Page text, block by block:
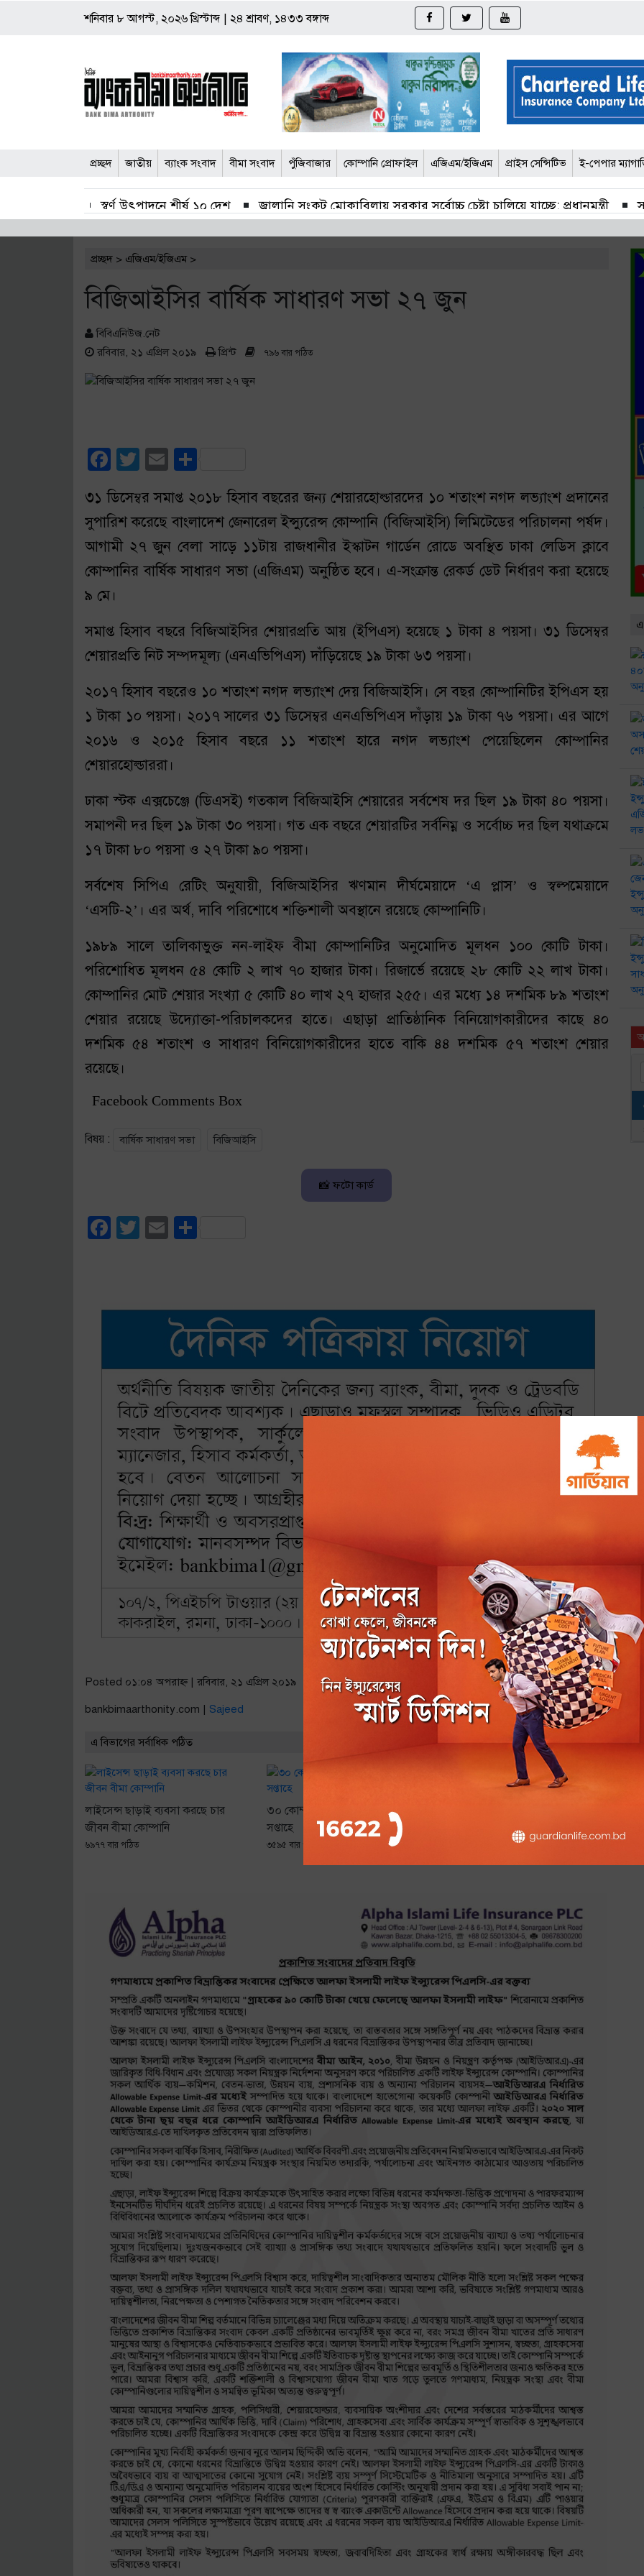
শনিবার ৮ আগস্ট, ২০২৬ খ্রিস্টাব্দ ২৪ শ্রাবণ, ১৪৩৩ বঙ্গাব্দ
প্রচ্ছদ জাতীয় ব্যাংক সংবাদ বীমা সংবাদ পুঁজিবাজার কোম্পানি প্রোফাইল এজিএম/ইজিএম প্রাইস সেন্সিটিভ ই-পেপার
স্বর্ণ উৎপাদনে শীর্ষ ১০ দেশ জ্বালানি সংকট মোকাবিলায় সরকার সর্বোচ্চ চেষ্টা চালিয়ে যাচ্ছে: প্রধানমন্ত্রী
সাপ্তাহিক লেনদেনের শীর্ষে সুহৃদ ইন্ডাষ্ট্রিজ
সাপ্তাহিক রিটার্নে দর বেড়েছে ৮ খাতে
সাপ্তাহিক রিটার্নে দর
২ হাজার কোটি টাকার বেড়েছে বাজার মূলধন
চলতি
পঞ্চগড়ের ১৯ চা কারখানার অনুমোদনের মেয়াদ বাড়াল বাংলাদেশ চা বোর্ড
প্রচ্ছদ > এজিএম/ইজিএম>
বিজিআইসির বার্ষিক সাধারণ সভা ২৭ জুন
বিবিএনিউজ.নেট
রবিবার, ২১ এপ্রিল ২০১৯
প্রিন্ট ৭৯৬ বার পঠিত
Facebook
Twitter
Email
৩১ ডিসেম্বর সমাপ্ত ২০১৮ হিসাব বছরের জন্য শেয়ারহোল্ডারদের ১০ শতাংশ নগদ লভ্যাংশ প্রদানের
সুপারিশ করেছে বাংলাদেশ জেনারেল ইন্স্যুরেন্স কোম্পানি (বিজিআইসি) লিমিটেডের পরিচালনা পর্ষদ।
আগামী ২৭ জুন বেলা সাড়ে ১১টায় রাজধানীর ইস্কাটন গার্ডেন রোডে অবস্থিত ঢাকা লেডিস ক্লাবে
কোম্পানির বার্ষিক সাধারণ সভা (এজিএম) অনুষ্ঠিত হবে। এ-সংক্রান্ত রেকর্ড ডেট নির্ধারণ করা হয়েছে
৯ মে।
সমাপ্ত হিসাব বছরে বিজিআইসির শেয়ারপ্রতি আয় (ইপিএস) হয়েছে ১ টাকা ৪ পয়সা। ৩১ ডিসেম্বর
শেয়ারপ্রতি নিট সম্পদমূল্য (এনএভিপিএস) দাঁড়িয়েছে ১৯ টাকা ৬৩ পয়সা।
২০১৭ হিসাব বছরেও ১০ শতাংশ নগদ লভ্যাংশ দেয় বিজিআইসি। সে বছর কোম্পানিটির ইপিএস হয়
১ টাকা ১০ পয়সা। ২০১৭ সালের ৩১ ডিসেম্বর এনএভিপিএস দাঁড়ায় ১৯ টাকা ৭৬ পয়সা। এর আগে
২০১৬ ও ২০১৫ হিসাব বছরে ১১ শতাংশ হারে নগদ লভ্যাংশ পেয়েছিলেন কোম্পানির
শেয়ারহোল্ডাররা।
ঢাকা স্টক এক্সচেঞ্জে (ডিএসই) গতকাল বিজিআইসি শেয়ারের সর্বশেষ দর ছিল ১৯ টাকা ৪০ পয়সা।
সমাপনী দর ছিল ১৯ টাকা ৩০ পয়সা। গত এক বছরে শেয়ারটির সর্বনিম্ন ও সর্বোচ্চ দর ছিল যথাক্রমে
১৭ টাকা ৮০ পয়সা ও ২৭ টাকা ৯০ পয়সা।
সর্বশেষ সিপিএ রেটিং অনুযায়ী, বিজিআইসির ঋণমান দীর্ঘমেয়াদে ‘এ প্লাস’ ও স্বল্পমেয়াদে
‘এসটি-২’। এর অর্থ, দাবি পরিশোধে শক্তিশালী অবস্থানে রয়েছে কোম্পানিটি।
১৯৮৯ সালে তালিকাভুক্ত নন-লাইফ বীমা কোম্পানিটির অনুমোদিত মূলধন ১০০ কোটি টাকা।
পরিশোধিত মূলধন ৫৪ কোটি ২ লাখ ৭০ হাজার টাকা। রিজার্ভে রয়েছে ২৮ কোটি ২২ লাখ টাকা।
কোম্পানির মোট শেয়ার সংখ্যা ৫ কোটি ৪০ লাখ ২৭ হাজার ২৫৫। এর মধ্যে ১৪ দশমিক ৮৯ শতাংশ
শেয়ার রয়েছে উদ্যোক্তা-পরিচালকদের হাতে। এছাড়া প্রাতিষ্ঠানিক বিনিয়োগকারীদের কাছে ৪০
দশমিক ৫৪ শতাংশ ও সাধারণ বিনিয়োগকারীদের হাতে বাকি ৪৪ দশমিক ৫৭ শতাংশ শেয়ার
রয়েছে।
Facebook Comments Box
বিষয় : বার্ষিক সাধারণ সভা বিজিআইসি
📸 ফটো কার্ড
Facebook
Twitter
Email
Posted ০১:০৪ অপরাহ্ণ | রবিবার, ২১ এপ্রিল ২০১৯
bankbimaarthonity.com | Sajeed
এ বিভাগের সর্বাধিক পঠিত
লাইসেন্স ছাড়াই ব্যবসা করছে চার
জীবন বীমা কোম্পানি
৬৯৭৭ বার পঠিত
৩০ কোম্পানির এজিএম আগামী
সপ্তাহে
৩৫৯৫ বার পঠিত
১০ শতাংশ নগদ লভ্যাংশ অনুমোদন